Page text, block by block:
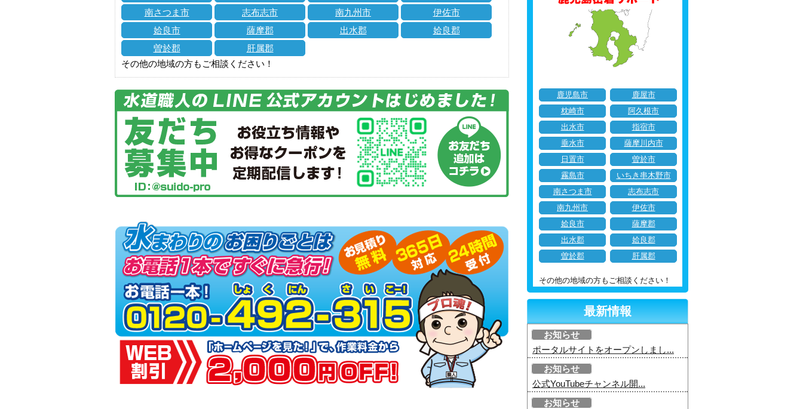
南さつま市
志布志市 南九州市
伊佐市
姶良市
薩摩郡 出水郡
姶良郡
曽於郡
肝属郡
その他の地域の方もご相談ください！
鹿児島市
鹿屋市
枕崎市
阿久根市
出水市
指宿市
垂水市
薩摩川内市
日置市
曽於市
霧島市
いちき串木野市
南さつま市
志布志市
南九州市
伊佐市
姶良市
薩摩郡
出水郡
姶良郡
曽於郡
肝属郡
その他の地域の方もご相談ください！
最新情報
お知らせ
ポータルサイトをオープンしまし...
お知らせ
公式YouTubeチャンネル開...
お知らせ